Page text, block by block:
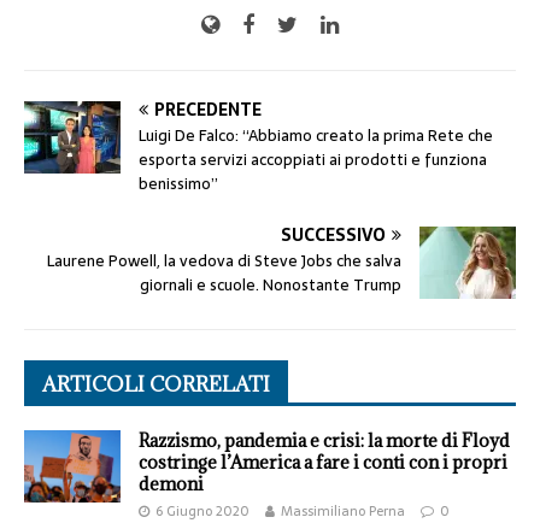
PRECEDENTE
Luigi De Falco: “Abbiamo creato la prima Rete che
esporta servizi accoppiati ai prodotti e funziona
benissimo”
SUCCESSIVO
Laurene Powell, la vedova di Steve Jobs che salva
giornali e scuole. Nonostante Trump
ARTICOLI CORRELATI
Razzismo, pandemia e crisi: la morte di Floyd
costringe l’America a fare i conti con i propri
demoni
6 Giugno 2020 Massimiliano Perna 0